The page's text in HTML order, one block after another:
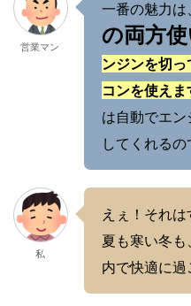
営業マン
一番の魅力は、
の両方
ンジンを切
コンを使えま
は自動でエ
してくれるの
私
えぇ！それ
夏も寒い冬
内で快適に過